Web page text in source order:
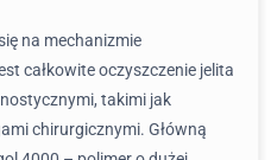
na mechanizmie
całkowite oczyszczenie jelita
takimi jak
chirurgicznymi. Główną